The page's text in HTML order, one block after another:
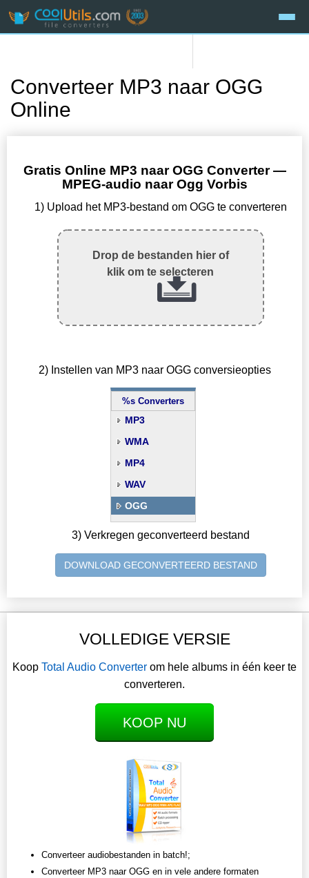
Converteer MP3 naar OGG
Online
Gratis Online MP3 naar OGG Converter —
MPEG-audio naar Ogg Vorbis
1) Upload het MP3-bestand om OGG te converteren
Drop de bestanden hier of
klik om te selecteren
2) Instellen van MP3 naar OGG conversieopties
%s Converters
MP3
WMA
MP4
WAV
OGG
3) Verkregen geconverteerd bestand
DOWNLOAD GECONVERTEERD BESTAND
VOLLEDIGE VERSIE
Koop Total Audio Converter om hele albums in één keer te
converteren.
KOOP NU
Converteer audiobestanden in batch!;
Converteer MP3 naar OGG en in vele andere formaten